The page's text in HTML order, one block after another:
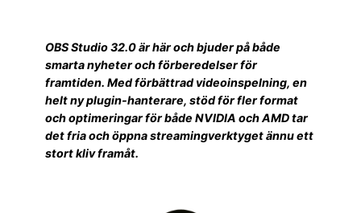
OBS Studio 32.0 är här och bjuder på både
smarta nyheter och förberedelser för
framtiden. Med förbättrad videoinspelning, en
helt ny plugin-hanterare, stöd för fler format
och optimeringar för både NVIDIA och AMD tar
det fria och öppna streamingverktyget ännu ett
stort kliv framåt.